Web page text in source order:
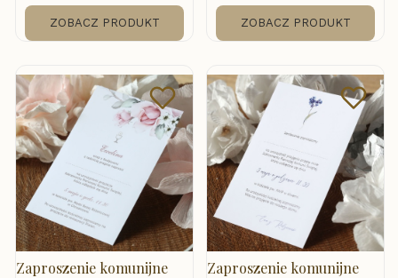
ZOBACZ PRODUKT ZOBACZ PRODUKT
Zaproszenie komunijne Zaproszenie komunijne